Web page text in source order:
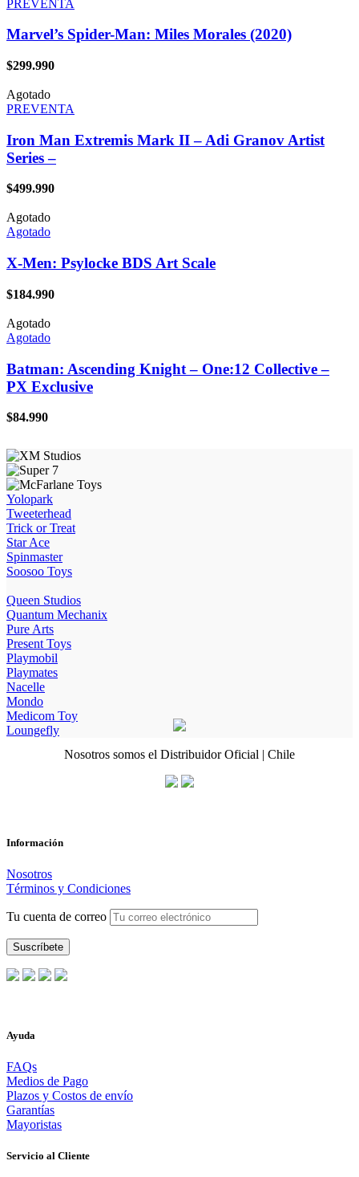
PREVENTA
Marvel’s Spider-Man: Miles Morales (2020)
$299.990
Agotado
PREVENTA
Iron Man Extremis Mark II – Adi Granov Artist
Series –
$499.990
Agotado
Agotado
X-Men: Psylocke BDS Art Scale
$184.990
Agotado
Agotado
Batman: Ascending Knight – One:12 Collective –
PX Exclusive
$84.990
Yolopark
Tweeterhead
Trick or Treat
Star Ace
Spinmaster
Soosoo Toys
Queen Studios
Quantum Mechanix
Pure Arts
Present Toys
Playmobil
Playmates
Nacelle
Mondo
Medicom Toy
Loungefly
Nosotros somos el Distribuidor Oficial | Chile
Información
Nosotros
Términos y Condiciones
Tu cuenta de correo
Ayuda
FAQs
Medios de Pago
Plazos y Costos de envío
Garantías
Mayoristas
Servicio al Cliente